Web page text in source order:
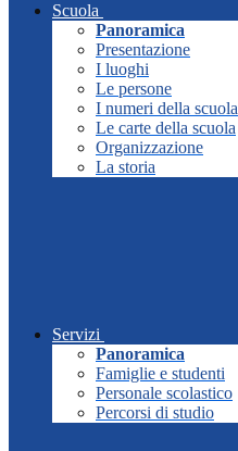
Scuola
Panoramica
Presentazione
I luoghi
Le persone
I numeri della scuola
Le carte della scuola
Organizzazione
La storia
Servizi
Panoramica
Famiglie e studenti
Personale scolastico
Percorsi di studio